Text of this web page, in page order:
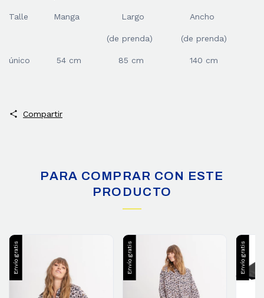
Talle Manga Largo
(de prenda)
Ancho
(de prenda)
único 54 cm 85 cm 140 cm
Compartir
PARA COMPRAR CON ESTE
PRODUCTO
Envío gratis Envío gratis Envío gratis